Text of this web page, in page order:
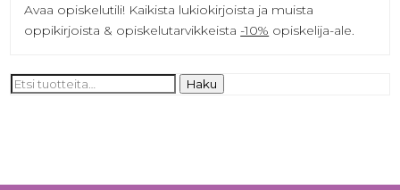
Avaa opiskelutili! Kaikista lukiokirjoista ja muista
oppikirjoista & opiskelutarvikkeista -10% opiskelija-ale.
Etsi: Haku